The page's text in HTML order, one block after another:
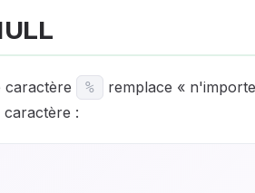
caractère %
remplace «
: